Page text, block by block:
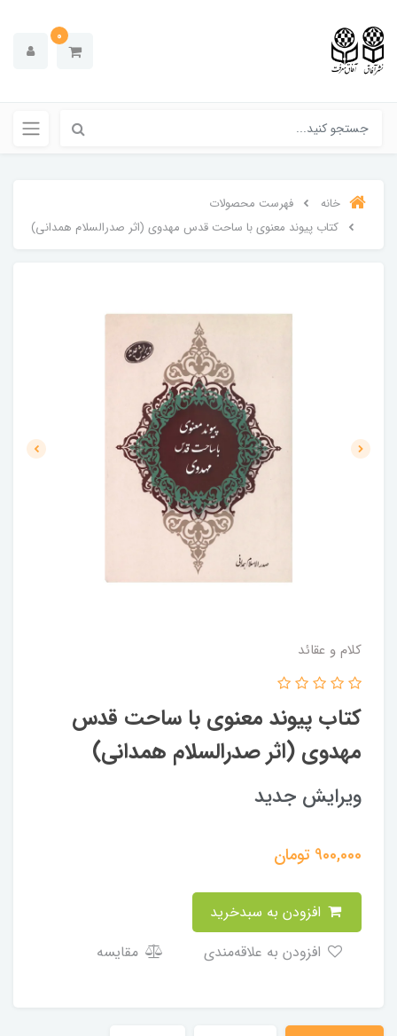
0
خانه
فهرست محصولات
کتاب پیوند معنوی با ساحت قدس مهدوی (اثر صدرالسلام همدانی)
کلام و عقائد
کتاب پیوند معنوی با ساحت قدس
مهدوی (اثر صدرالسلام همدانی)
ویرایش جدید
900,000 تومان
مقایسه